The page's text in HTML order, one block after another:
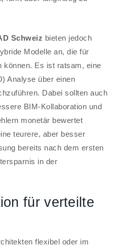
Schweiz bieten jedoch
Modelle an, die für
können. Es ist ratsam, eine
Analyse über einen
Dabei sollten auch
BIM-Kollaboration und
monetär bewertet
teurere, aber besser
bereits nach dem ersten
in der
für verteilte
flexibel oder im